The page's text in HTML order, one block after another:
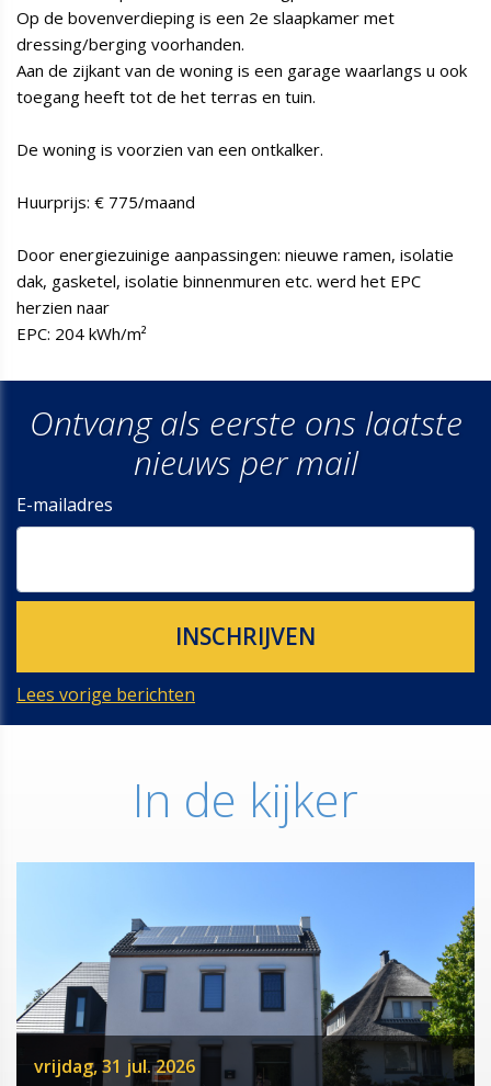
Op de bovenverdieping is een 2e slaapkamer met
dressing/berging voorhanden.
Aan de zijkant van de woning is een garage waarlangs u ook
toegang heeft tot de het terras en tuin.
De woning is voorzien van een ontkalker.
Huurprijs: € 775/maand
Door energiezuinige aanpassingen: nieuwe ramen, isolatie
dak, gasketel, isolatie binnenmuren etc. werd het EPC
herzien naar
EPC: 204 kWh/m²
Ontvang als eerste ons laatste
nieuws per mail
E-mailadres
Lees vorige berichten
In de kijker
vrijdag, 31 jul. 2026